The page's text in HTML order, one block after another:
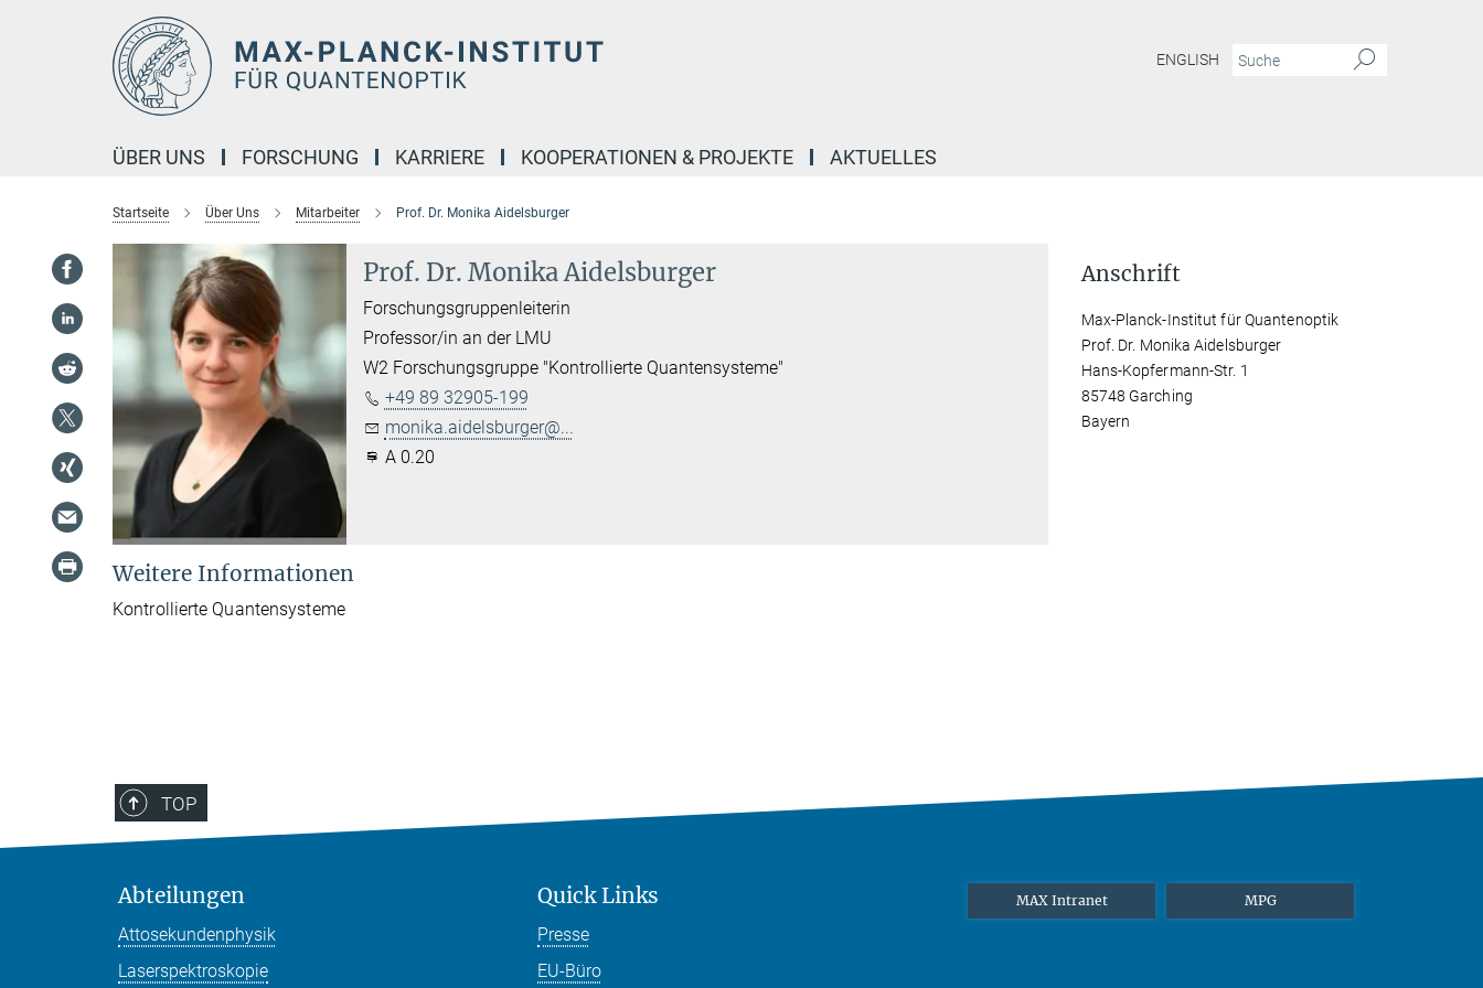
ENGLISH
ÜBER UNS FORSCHUNG KARRIERE KOOPERATIONEN & PROJEKTE AKTUELLES
Startseite Über Uns Mitarbeiter Prof. Dr. Monika Aidelsburger
Prof. Dr. Monika Aidelsburger
Forschungsgruppenleiterin
Professor/in an der LMU
W2 Forschungsgruppe "Kontrollierte Quantensysteme"
+49 89 32905-199
monika.aidelsburger@...
A 0.20
Weitere Informationen
Kontrollierte Quantensysteme
Anschrift
Max-Planck-Institut für Quantenoptik
Prof. Dr. Monika Aidelsburger
Hans-Kopfermann-Str. 1
85748 Garching
Bayern
TOP
Abteilungen
Attosekundenphysik
Laserspektroskopie
Quick Links
Presse
EU-Büro
MAX Intranet MPG